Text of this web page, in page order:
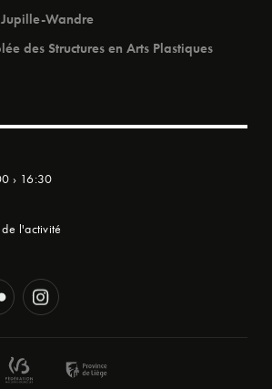
Wandre
des Structures en Arts Plastiques
› 16:30
l'activité